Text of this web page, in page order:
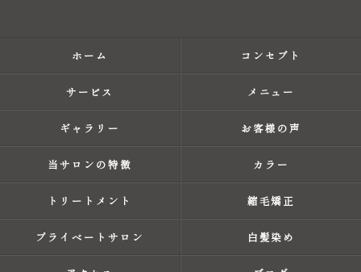
ホーム コンセプト
サービス メニュー
ギャラリー お客様の声
当サロンの特徴 カラー
トリートメント 縮毛矯正
プライベートサロン 白髪染め